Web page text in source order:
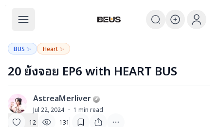
The BEUS
The BEUS - แหล่งรวมชุมชนแฟนค
BUS ✨ Heart ✨
20 ยังจอย EP6 with HEART BUS
A AstreaMerliver
Jul 22, 2024 · 1 min read
12
131